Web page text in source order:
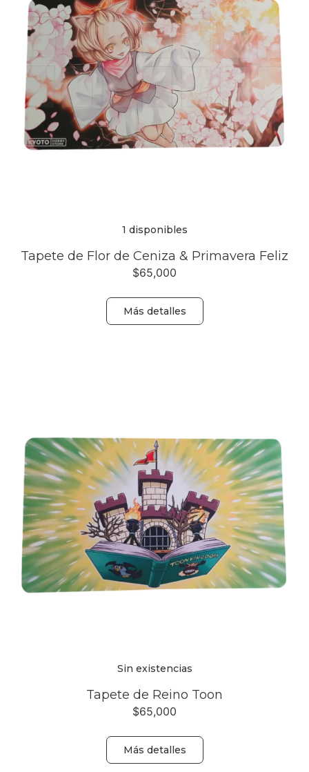
1 disponibles
Tapete de Flor de Ceniza & Primavera Feliz
$65,000
Más detalles
Sin existencias
Tapete de Reino Toon
$65,000
Más detalles